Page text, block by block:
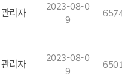
관리자
2023-08-0
9
관리자
2023-08-0
9